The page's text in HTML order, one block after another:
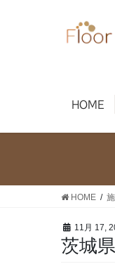
HOME
HOME
11月 17,
茨